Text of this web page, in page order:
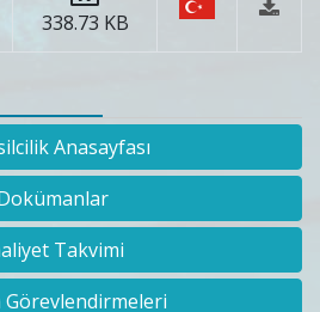
338.73 KB
Anasayfası
Takvimi
Görevlendirmeleri